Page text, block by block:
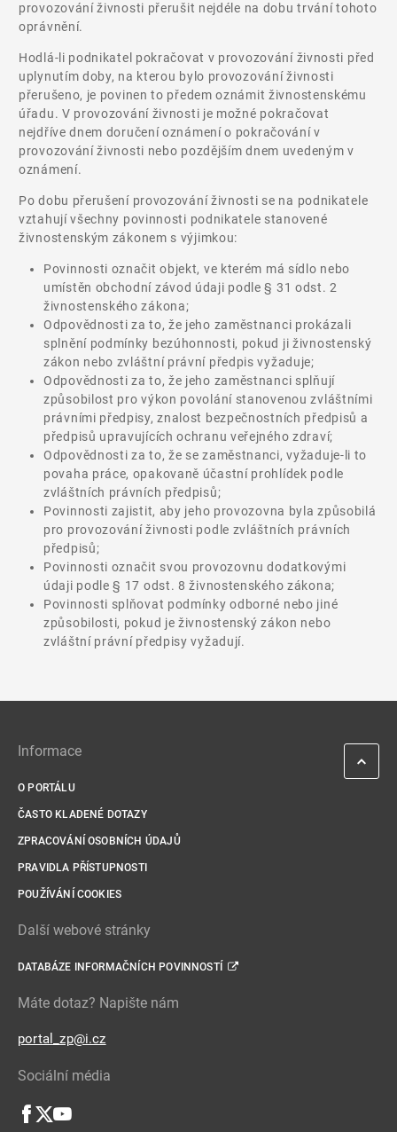
provozování živnosti přerušit nejdéle na dobu trvání tohoto
oprávnění.
Hodlá-li podnikatel pokračovat v provozování živnosti před
uplynutím doby, na kterou bylo provozování živnosti
přerušeno, je povinen to předem oznámit živnostenskému
úřadu. V provozování živnosti je možné pokračovat
nejdříve dnem doručení oznámení o pokračování v
provozování živnosti nebo pozdějším dnem uvedeným v
oznámení.
Po dobu přerušení provozování živnosti se na podnikatele
vztahují všechny povinnosti podnikatele stanovené
živnostenským zákonem s výjimkou:
Povinnosti označit objekt, ve kterém má sídlo nebo
umístěn obchodní závod údaji podle § 31 odst. 2
živnostenského zákona;
Odpovědnosti za to, že jeho zaměstnanci prokázali
splnění podmínky bezúhonnosti, pokud ji živnostenský
zákon nebo zvláštní právní předpis vyžaduje;
Odpovědnosti za to, že jeho zaměstnanci splňují
způsobilost pro výkon povolání stanovenou zvláštními
právními předpisy, znalost bezpečnostních předpisů a
předpisů upravujících ochranu veřejného zdraví;
Odpovědnosti za to, že se zaměstnanci, vyžaduje-li to
povaha práce, opakovaně účastní prohlídek podle
zvláštních právních předpisů;
Povinnosti zajistit, aby jeho provozovna byla způsobilá
pro provozování živnosti podle zvláštních právních
předpisů;
Povinnosti označit svou provozovnu dodatkovými
údaji podle § 17 odst. 8 živnostenského zákona;
Povinnosti splňovat podmínky odborné nebo jiné
způsobilosti, pokud je živnostenský zákon nebo
zvláštní právní předpisy vyžadují.
Informace
O PORTÁLU
ČASTO KLADENÉ DOTAZY
ZPRACOVÁNÍ OSOBNÍCH ÚDAJŮ
PRAVIDLA PŘÍSTUPNOSTI
POUŽÍVÁNÍ COOKIES
Další webové stránky
DATABÁZE INFORMAČNÍCH POVINNOSTÍ
Máte dotaz? Napište nám
portal_zp@i.cz
Sociální média